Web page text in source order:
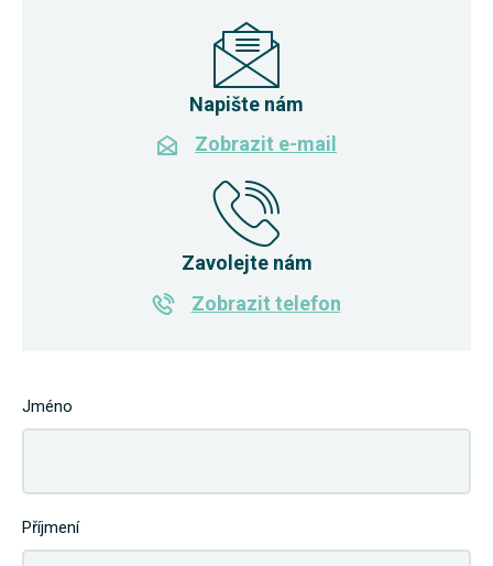
Napište nám
Zobrazit e-mail
Zavolejte nám
Zobrazit telefon
Jméno
Příjmení